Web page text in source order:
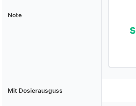
Note
Mit Dosierausguss